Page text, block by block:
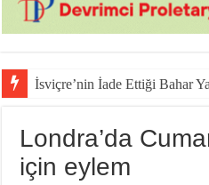
İsviçre’nin İade Ettiği Bahar
Londra’da
için eylem